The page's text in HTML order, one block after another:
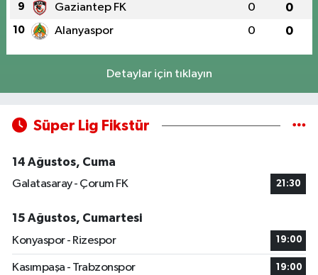
9 Gaziantep FK 0 0
10 Alanyaspor 0 0
Detaylar için tıklayın
Süper Lig Fikstür
14 Ağustos, Cuma
Galatasaray - Çorum FK
21:30
15 Ağustos, Cumartesi
Konyaspor - Rizespor
19:00
Kasımpaşa - Trabzonspor 19:00